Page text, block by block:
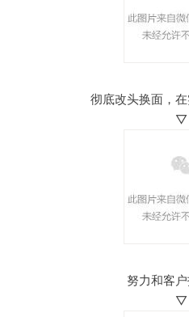
彻底改头换面，
▽
努力和客
▽